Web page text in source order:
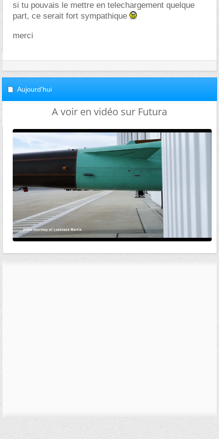
si tu pouvais le mettre en telechargement quelque
part, ce serait fort sympathique
merci
Aujourd'hui
A voir en vidéo sur Futura